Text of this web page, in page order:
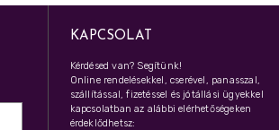
KAPCSOLAT
Kérdésed van? Segítünk!
Online rendelésekkel, cserével, panasszal,
szállítással, fizetéssel és jótállási ügyekkel
kapcsolatban az alábbi elérhetőségeken
érdeklődhetsz: